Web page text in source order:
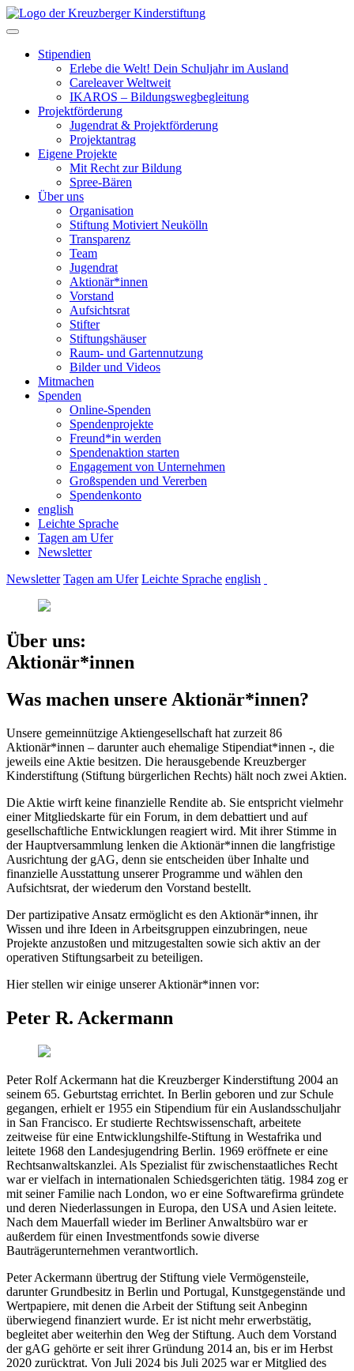
Skip
to
Toggle navigation
Stipendien
Erlebe die Welt! Dein Schuljahr im Ausland
Careleaver Weltweit
IKAROS – Bildungswegbegleitung
Projektförderung
Jugendrat & Projektförderung
Projektantrag
Eigene Projekte
Mit Recht zur Bildung
Spree-Bären
Über uns
Organisation
Stiftung Motiviert Neukölln
Transparenz
Team
Jugendrat
Aktionär*innen
Vorstand
Aufsichtsrat
Stifter
Stiftungshäuser
Raum- und Gartennutzung
Bilder und Videos
Mitmachen
Spenden
Online-Spenden
Spendenprojekte
Freund*in werden
Spendenaktion starten
Engagement von Unternehmen
Großspenden und Vererben
Spendenkonto
english
Leichte Sprache
Tagen am Ufer
Newsletter
Newsletter Tagen am Ufer Leichte Sprache english
Über uns:
Aktionär*innen
Was machen unsere Aktionär*innen?
Unsere gemeinnützige Aktiengesellschaft hat zurzeit 86
Aktionär*innen – darunter auch ehemalige Stipendiat*innen -, die
jeweils eine Aktie besitzen. Die herausgebende Kreuzberger
Kinderstiftung (Stiftung bürgerlichen Rechts) hält noch zwei Aktien.
Die Aktie wirft keine finanzielle Rendite ab. Sie entspricht vielmehr
einer Mitgliedskarte für ein Forum, in dem debattiert und auf
gesellschaftliche Entwicklungen reagiert wird. Mit ihrer Stimme in
der Hauptversammlung lenken die Aktionär*innen die langfristige
Ausrichtung der gAG, denn sie entscheiden über Inhalte und
finanzielle Ausstattung unserer Programme und wählen den
Aufsichtsrat, der wiederum den Vorstand bestellt.
Der partizipative Ansatz ermöglicht es den Aktionär*innen, ihr
Wissen und ihre Ideen in Arbeitsgruppen einzubringen, neue
Projekte anzustoßen und mitzugestalten sowie sich aktiv an der
operativen Stiftungsarbeit zu beteiligen.
Hier stellen wir einige unserer Aktionär*innen vor:
Peter R. Ackermann
Peter Rolf Ackermann hat die Kreuzberger Kinderstiftung 2004 an
seinem 65. Geburtstag errichtet. In Berlin geboren und zur Schule
gegangen, erhielt er 1955 ein Stipendium für ein Auslandsschuljahr
in San Francisco. Er studierte Rechtswissenschaft, arbeitete
zeitweise für eine Entwicklungshilfe-Stiftung in Westafrika und
leitete 1968 den Landesjugendring Berlin. 1969 eröffnete er eine
Rechtsanwaltskanzlei. Als Spezialist für zwischenstaatliches Recht
war er vielfach in internationalen Schiedsgerichten tätig. 1984 zog er
mit seiner Familie nach London, wo er eine Softwarefirma gründete
und deren Niederlassungen in Europa, den USA und Asien leitete.
Nach dem Mauerfall wieder im Berliner Anwaltsbüro war er
außerdem für einen Investmentfonds sowie diverse
Bauträgerunternehmen verantwortlich.
Peter Ackermann übertrug der Stiftung viele Vermögensteile,
darunter Grundbesitz in Berlin und Portugal, Kunstgegenstände und
Wertpapiere, mit denen die Arbeit der Stiftung seit Anbeginn
überwiegend finanziert wurde. Er ist nicht mehr erwerbstätig,
begleitet aber weiterhin den Weg der Stiftung. Auch dem Vorstand
der gAG gehörte er seit ihrer Gründung 2014 an, bis er im Herbst
2020 zurücktrat. Von Juli 2024 bis Juli 2025 war er Mitglied des